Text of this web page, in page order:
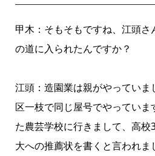
甲木：そもそもですね、江頭
の道に入られたんですか？
江頭：造園業は親がやっていま
区一枝で同じ屋号でやっていま
た農芸学校に行きまして、高
大への推薦状を書くと言われま